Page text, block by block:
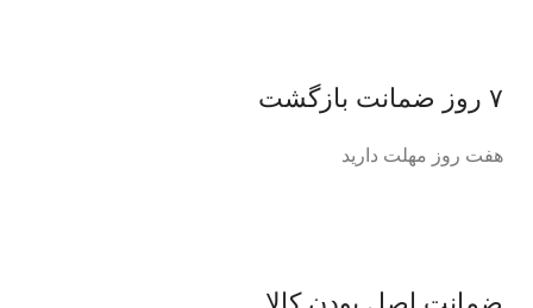
۷ روز ضمانت بازگشت
هفت روز مهلت دارید
ضمانت اصل‌ بودن کالا